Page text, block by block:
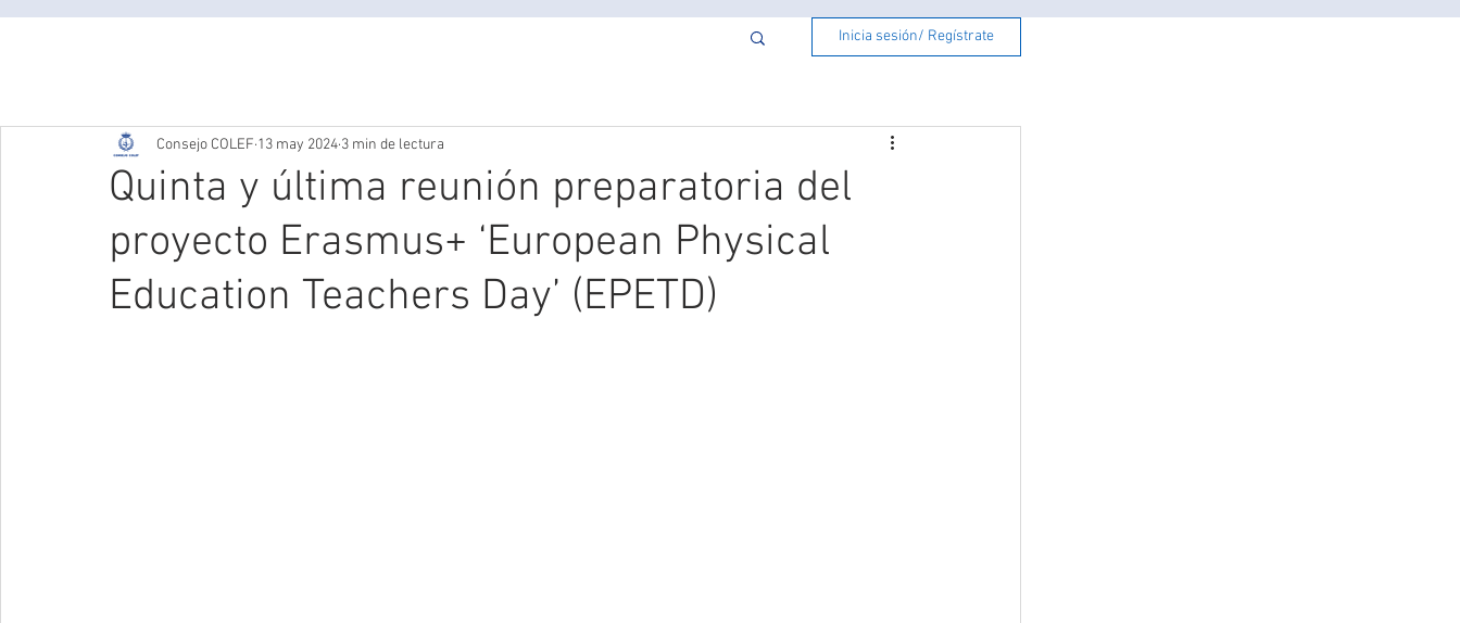
Inicia sesión/ Regístrate
Quinta y última reunión preparatoria del
proyecto Erasmus+ ‘European Physical
Education Teachers Day’ (EPETD)
Consejo COLEF 13 may 2024 3 min de lectura